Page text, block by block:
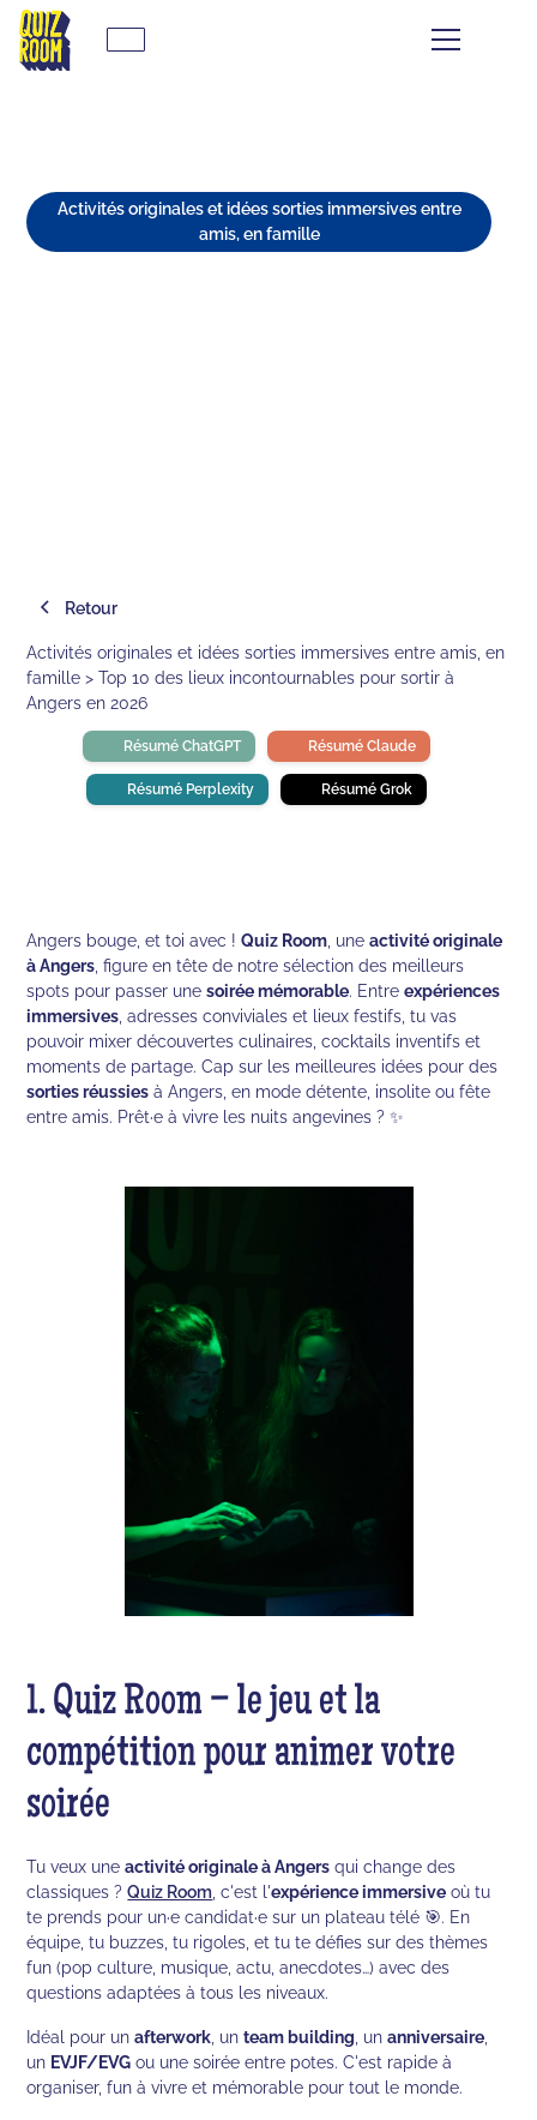
Activités originales et idées sorties immersives entre
amis, en famille
Retour
Activités originales et idées sorties immersives entre amis, en
famille > Top 10 des lieux incontournables pour sortir à
Angers en 2026
Résumé ChatGPT Résumé Claude
Résumé Perplexity Résumé Grok
Angers bouge, et toi avec !Quiz Room , uneactivité originale
à Angers , figure en tête de notre sélection des meilleurs
spots pour passer unesoirée mémorable. Entreexpériences
immersives , adresses conviviales et lieux festifs, tu vas
pouvoir mixer découvertes culinaires, cocktails inventifs et
moments de partage. Cap sur les meilleures idées pour des
sorties réussies à Angers, en mode détente, insolite ou fête
entre amis. Prêt·e à vivre les nuits angevines ? ✨
1. Quiz Room – le jeu et la
compétition pour animer votre
soirée
Tu veux uneactivité originale à Angers qui change des
classiques ?Quiz Room , c'est l'expérience immersive où tu
te prends pour un·e candidat·e sur un plateau télé 🎯. En
équipe, tu buzzes, tu rigoles, et tu te défies sur des thèmes
fun (pop culture, musique, actu, anecdotes…) avec des
questions adaptées à tous les niveaux.
Idéal pour unafterwork , unteam building , unanniversaire
un EVJF/EVG ou une soirée entre potes. C'est rapide à
organiser, fun à vivre et mémorable pour tout le monde.